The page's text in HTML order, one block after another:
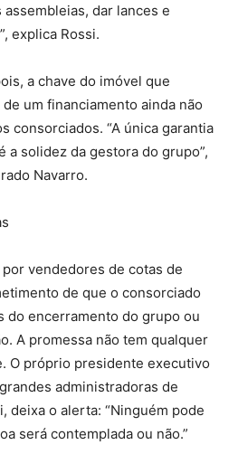
dar lances e
explica Rossi.
a chave do imóvel que
um financiamento ainda não
consorciados. “A única garantia
a solidez da gestora do grupo”,
Navarro.
vendedores de cotas de
de que o consorciado
do encerramento do grupo ou
A promessa não tem qualquer
O próprio presidente executivo
administradoras de
deixa o alerta: “Ninguém pode
será contemplada ou não.”